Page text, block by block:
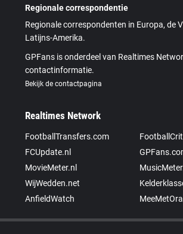
Regionale correspondentie
Regionale correspondenten in Europa, de
Latijns-Amerika.
GPFans is onderdeel van Realtimes
contactinformatie.
Bekijk de contactpagina
Realtimes Network
FootballTransfers.com
FCUpdate.nl
MovieMeter.nl
WijWedden.net
AnfieldWatch